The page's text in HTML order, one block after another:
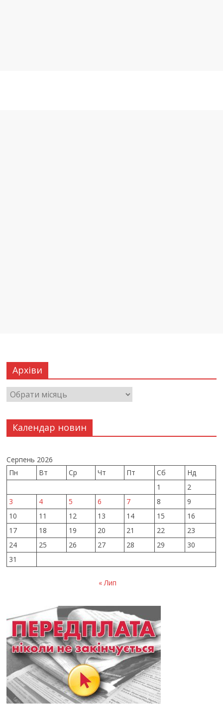
Архіви
Календар новин
Серпень 2026
Пн
Вт Ср Чт Пт Сб
Нд
1
2
3
4 5 6 7 8
9
10
11 12 13 14 15
16
17
18 19 20 21 22
23
24
25 26 27 28 29
30
31
« Лип